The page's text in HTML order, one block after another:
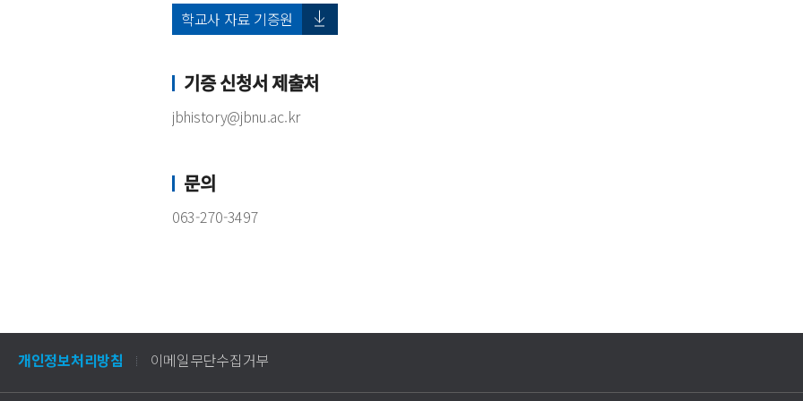
학교사 자료 기증원
기증 신청서 제출처
jbhistory@jbnu.ac.kr
문의
063-270-3497
개인정보처리방침 이메일무단수집거부